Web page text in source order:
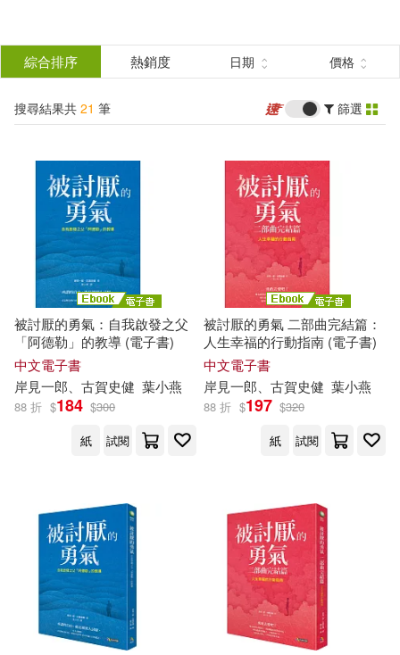
結
分類 (單選)
所有商品(21) 圖書(16)
雜誌(2)
有聲書(1)
作者 (可複選)
（日）岸見一郎，古賀史健(10)
古賀史健(7) 岸見一郎(7)
岸見一郎、古賀史健(2)
(日)古賀史健(1)
(日）岸見一郎(1)
（日）古賀史健(1)
綜合排序 熱銷度 日期 價格
搜尋結果共 21 筆 篩選
被討厭的勇氣：自我啟發之父
「阿德勒」的教導 (電子書)
中文電子書
岸見一郎 古賀史健 葉小燕
88 折 $184 $300
紙
試閱
被討厭的勇氣 二部曲完結篇：
人生幸福的行動指南 (電子書)
中文電子書
岸見一郎 古賀史健 葉小燕
88 折 $197 $320
紙
試閱